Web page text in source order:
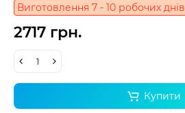
Виготовлення 7 - 10 робочих днів
2717 грн.
Купити